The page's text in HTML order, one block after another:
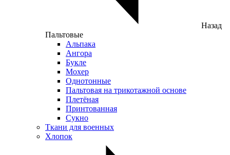
Назад
Пальтовые
Альпака
Ангора
Букле
Мохер
Однотонные
Пальтовая на трикотажной основе
Плетёная
Принтованная
Сукно
Ткани для военных
Хлопок